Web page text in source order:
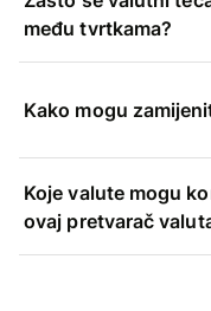
među tvrtkama?
Kako mogu
Koje valute mogu
ovaj pretvarač